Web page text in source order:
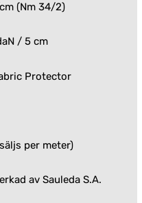
(Nm 34/2)
/ 5 cm
Protector
per meter)
av Sauleda S.A.